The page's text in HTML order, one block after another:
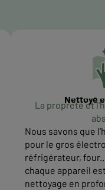
Nettoyé
La propreté et
Nous savons que
pour le gros
réfrigérateur,
chaque appareil
nettoyage en